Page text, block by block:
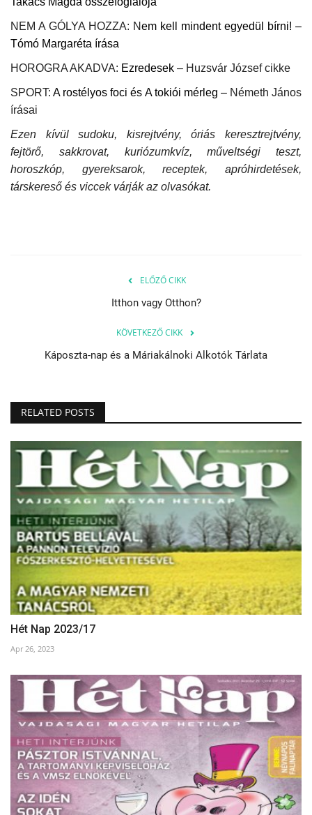
NEM A GÓLYA HOZZA: Nem kell mindent egyedül bírni! –
Tómó Margaréta írása
HOROGRA AKADVA: Ezredesek – Huzsvár József cikke
SPORT:A rostélyos foci és A tokiói mérleg – Németh János
írásai
Ezen kívül sudoku, kisrejtvény, óriás keresztrejtvény,
fejtörő, sakkrovat, kuriózumkvíz, műveltségi teszt,
horoszkóp, gyereksarok, receptek, apróhirdetések,
társkereső és viccek várják az olvasókat.
ELŐZŐ CIKK
Itthon vagy Otthon?
KÖVETKEZŐ CIKK
Káposzta-nap és a Máriakálnoki Alkotók Tárlata
RELATED POSTS
Hét Nap 2023/17
Apr 26, 2023